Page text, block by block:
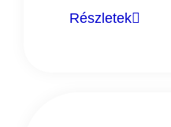
Részletek